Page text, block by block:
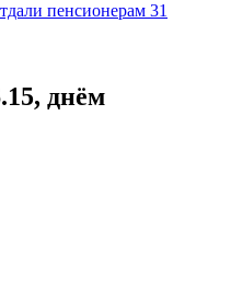
пенсионерам 31
днём